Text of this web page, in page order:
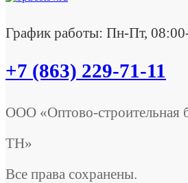
График работы: Пн-Пт,
+7 (863) 229-71-11
ООО «Оптово-строительная
ТН»
Все права сохранены.